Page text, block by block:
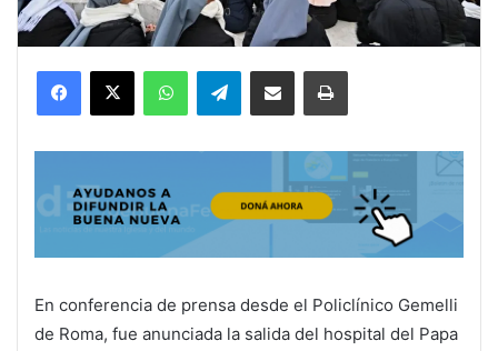
Telegram
En conferencia de prensa desde el Policlínico Gemelli
de Roma, fue anunciada la salida del hospital del Papa